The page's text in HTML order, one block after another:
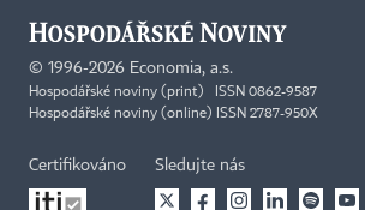
© 1996-2026 Economia, a.s.
Hospodářské noviny (print) ISSN 0862-9587
Hospodářské noviny (online) ISSN 2787-950X
Certifikováno Sledujte nás